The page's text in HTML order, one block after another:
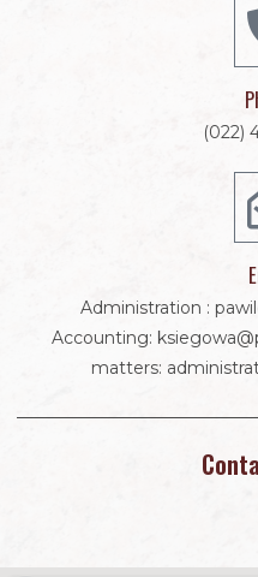
(022)
Administration :
Accounting:
matters: